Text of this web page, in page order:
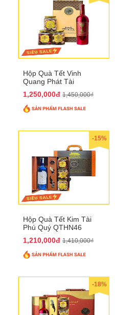
Hộp Quà Tết Vinh
Quang Phát Tài
1,250,000đ 1,450,000₫
-15%
Hộp Quà Tết Kim Tài
Phú Quý QTHN46
1,210,000đ 1,410,000₫
-18%